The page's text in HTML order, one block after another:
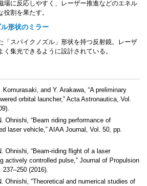
場に反応しやすく、レーザー推進などのエネル
割を果たす。
形状のミラー
「スパイクノズル」形状を持つ反射鏡。レーザ
く集光できるように設計されている。
and Y. Arakawa, “A preliminary
orbital launcher,” Acta Astronautica, Vol.
Ohnishi, “Beam riding performance of
laser vehicle,” AIAA Journal, Vol. 50, pp.
Ohnishi, “Beam-riding flight of a laser
actively controlled pulse,” Journal of Propulsion
(2016).
Ohnishi, “Theoretical and numerical studies of